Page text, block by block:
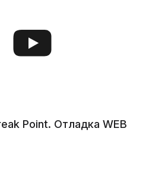
Point. Отладка WEB